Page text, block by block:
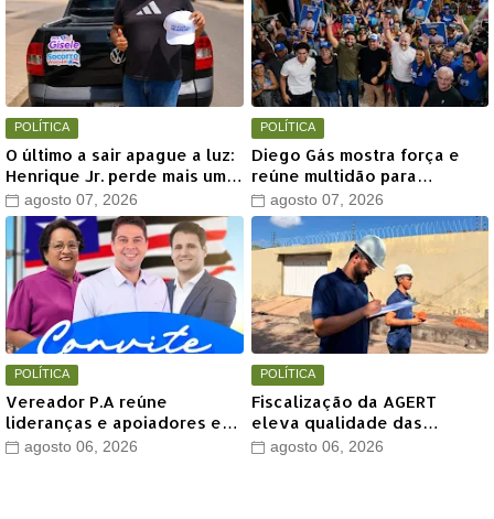
POLÍTICA
O último a sair apague a luz:
Henrique Jr. perde mais um
aliado em Timon
agosto 07, 2026
POLÍTICA
Diego Gás mostra força e
reúne multidão para
Othelino Neto e Marcos
Miranda Jr. em Timon
agosto 07, 2026
POLÍTICA
Vereador P.A reúne
lideranças e apoiadores em
grande encontro político
agosto 06, 2026
POLÍTICA
Fiscalização da AGERT
eleva qualidade das
recomposições asfálticas
agosto 06, 2026